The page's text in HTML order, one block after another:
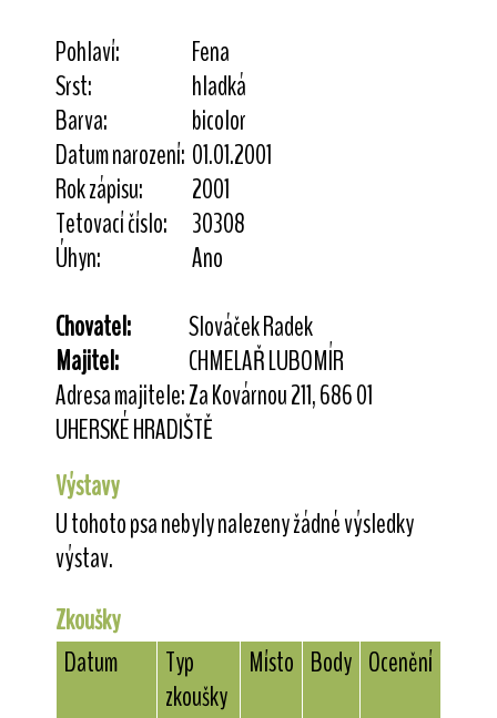
Pohlaví:
Fena
Srst:
hladká
Barva:
bicolor
Datum narození: 01.01.2001
Rok zápisu:
2001
Tetovací číslo:
30308
Úhyn:
Ano
Chovatel:
Slováček Radek
Majitel:
CHMELAŘ LUBOMÍR
Adresa majitele:Za Kovárnou 211, 686 01
UHERSKÉ HRADIŠTĚ
Výstavy
U tohoto psa nebyly nalezeny žádné výsledky
výstav.
Zkoušky
Datum
Typ
zkoušky
Místo Body Ocenění